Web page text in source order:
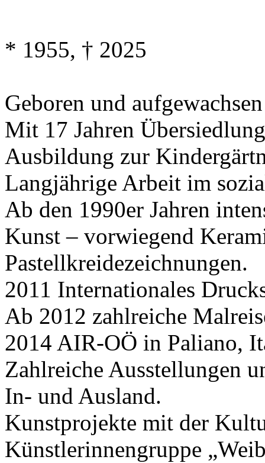
* 1955, † 2025
Geboren und
Mit 17 Jahren
Ausbildung zur
Langjährige Arbeit im
Ab den 1990er Jahren
Kunst – vorwiegend
Pastellkreidezeichnungen.
2011 Internationales
Ab 2012 zahlreiche
2014 AIR-OÖ in Paliano,
Zahlreiche Ausstellungen
In- und Ausland.
Kunstprojekte mit der
Künstlerinnengruppe